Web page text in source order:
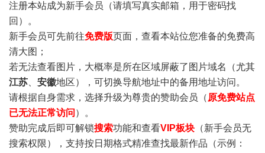
注册本站成为新手会员 （请填写真实邮箱，用于密码找
回）。
新手会员可先前往免费版页面，查看本站位您准备的免费高
清大图；
若无法查看图片，大概率是所在区域屏蔽了图片域名（尤其
江苏
安徽地区），可切换导航地址中的备用地址访问。
请根据自身需求，选择升级为尊贵的赞助会员（ 原免费站点
已无法正常访问 ）。
赞助完成后即可解锁搜索功能和查看VIP板块 （新手会员无
搜索权限），支持按日期格式精准查找最新作品（示例：